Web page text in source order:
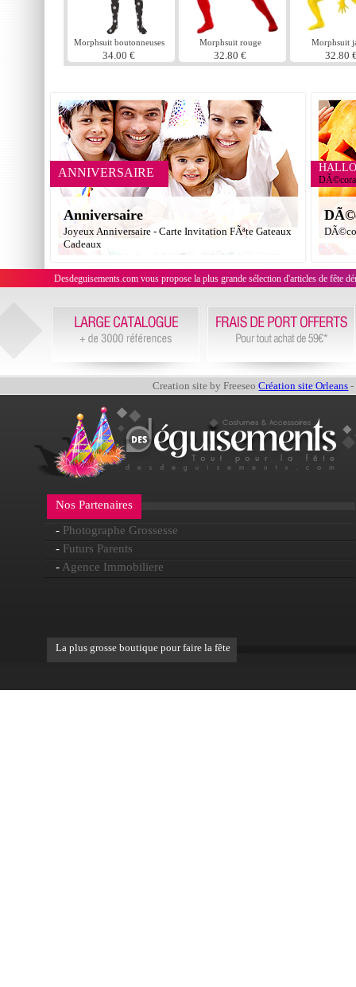
Morphsuit boutonneuses
34.00 €
Morphsuit rouge
32.80 €
Morphsuit
32.80
ANNIVERSAIRE
Anniversaire
Joyeux Anniversaire - Carte Invitation FÃªte Gateaux
Cadeaux
Desdeguisements.com vous propose la plus grande sélection d'articles de fête
Creation site by FreeseoCréation site Orleans -
Nos Partenaires
- Photographe Grossesse
- Futurs Parents
- Agence Immobiliere
La plus grosse boutique pour faire la fête